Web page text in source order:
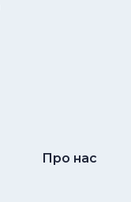
Про нас